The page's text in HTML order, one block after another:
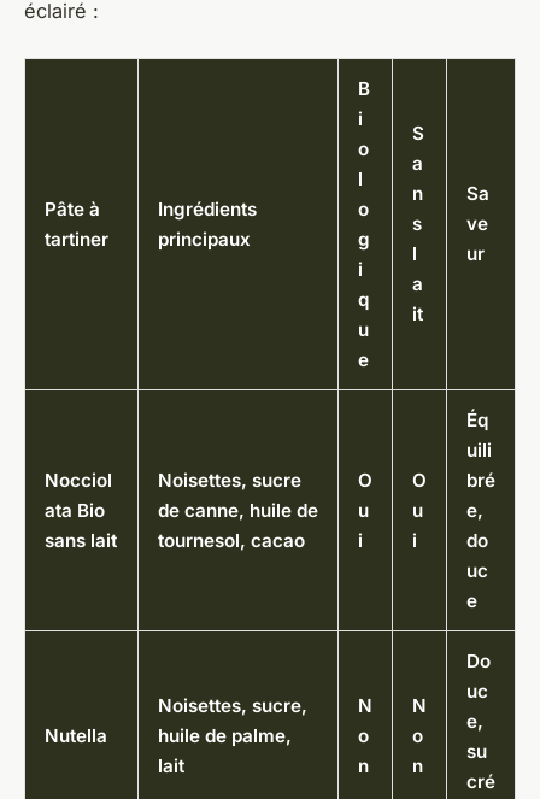
éclairé :
Pâte à
tartiner
Ingrédients
principaux
B
i
o
l
o
g
i
q
u
e
S
a
n
s
l
a
it
Sa
ve
ur
Nocciol
ata Bio
sans lait
Noisettes, sucre
de canne, huile de
tournesol, cacao
O
u
i
O
u
i
Éq
uili
bré
e,
do
uc
e
Nutella
Noisettes, sucre,
huile de palme,
lait
N
o
n
N
o
n
Do
uc
e,
su
cré